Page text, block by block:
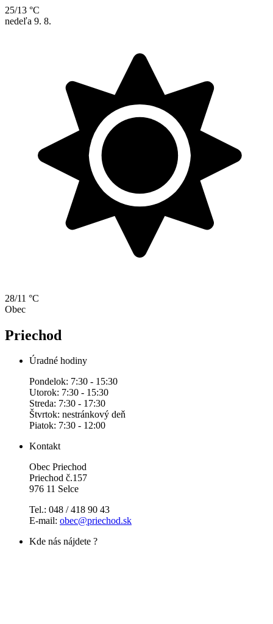
25/13 °C
nedeľa 9. 8.
28/11 °C
Obec
Priechod
Úradné hodiny
Pondelok: 7:30 - 15:30
Utorok: 7:30 - 15:30
Streda: 7:30 - 17:30
Štvrtok: nestránkový deň
Piatok: 7:30 - 12:00
Kontakt
Obec Priechod
Priechod č.157
976 11 Selce
Tel.: 048 / 418 90 43
E-mail: obec@priechod.sk
Kde nás nájdete ?